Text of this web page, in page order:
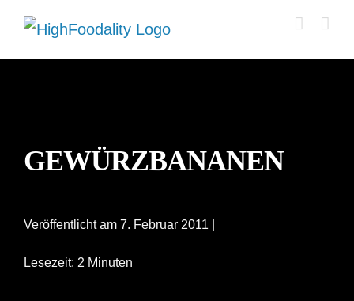
Zum
Inhalt
GEWÜRZBANANEN
Veröffentlicht am 7. Februar 2011 |
Lesezeit: 2 Minuten